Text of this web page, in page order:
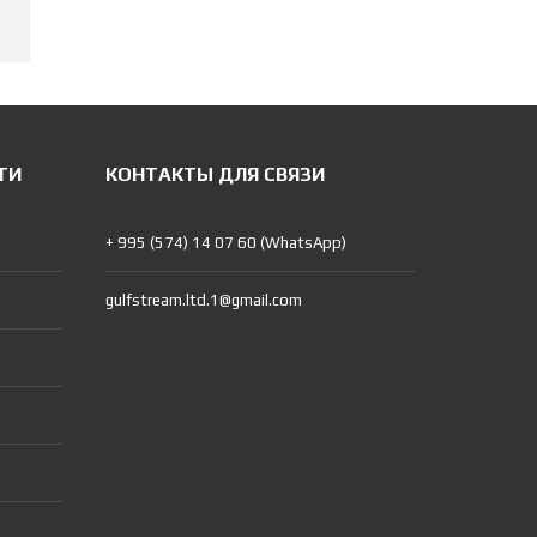
КОНТАКТЫ ДЛЯ СВЯЗИ
+ 995 (574) 14 07 60 (WhatsApp)
gulfstream.ltd.1@gmail.com